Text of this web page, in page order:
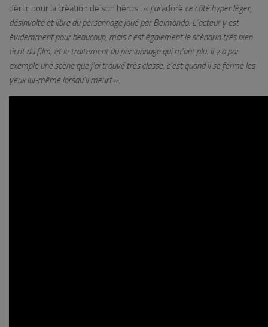
déclic pour la création de son héros : « j’aiadoré ce côté hyper léger,
désinvolte et libre du personnage joué par Belmondo. L’acteur y est
évidemment pour beaucoup, mais c’est également le scénario très bien
écrit du film, et le traitement du personnage qui m’ont plu. Il y a par
exemple une scène que j’ai trouvé très classe, c’est quand il se ferme les
yeux lui-même lorsqu’il meurt».